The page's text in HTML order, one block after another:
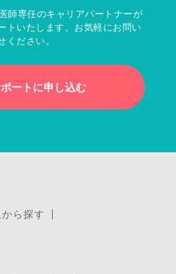
師専任のキャリアパートナーが
トいたします。お気軽にお問い
ください。
ートに申し込む
ら探す